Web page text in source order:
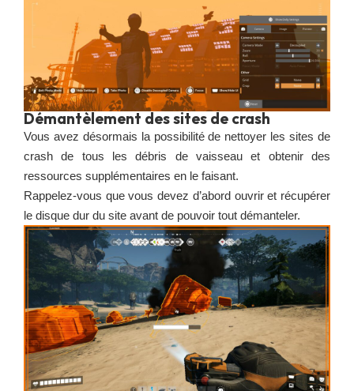
Démantèlement des sites de crash
Vous avez désormais la possibilité de nettoyer les sites de
crash de tous les débris de vaisseau et obtenir des
ressources supplémentaires en le faisant.
Rappelez-vous que vous devez d’abord ouvrir et récupérer
le disque dur du site avant de pouvoir tout démanteler.